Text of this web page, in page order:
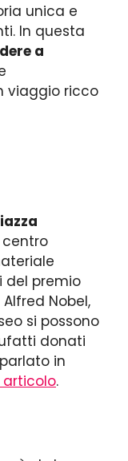
unica e
In questa
a
viaggio ricco
centro
del premio
Nobel,
si possono
donati
in
.